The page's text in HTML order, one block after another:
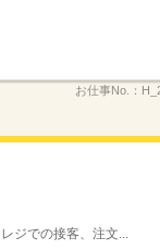
お仕事No.：
ジでの接客、注文...